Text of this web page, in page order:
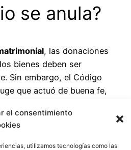
el consentimiento
utilizamos tecnologías como las
se anula?
, las donaciones
bienes deben ser
Sin embargo, el Código
que actuó de buena fe,
nulidad. Esta protección
matrimonio putativo, que
del matrimonio para el